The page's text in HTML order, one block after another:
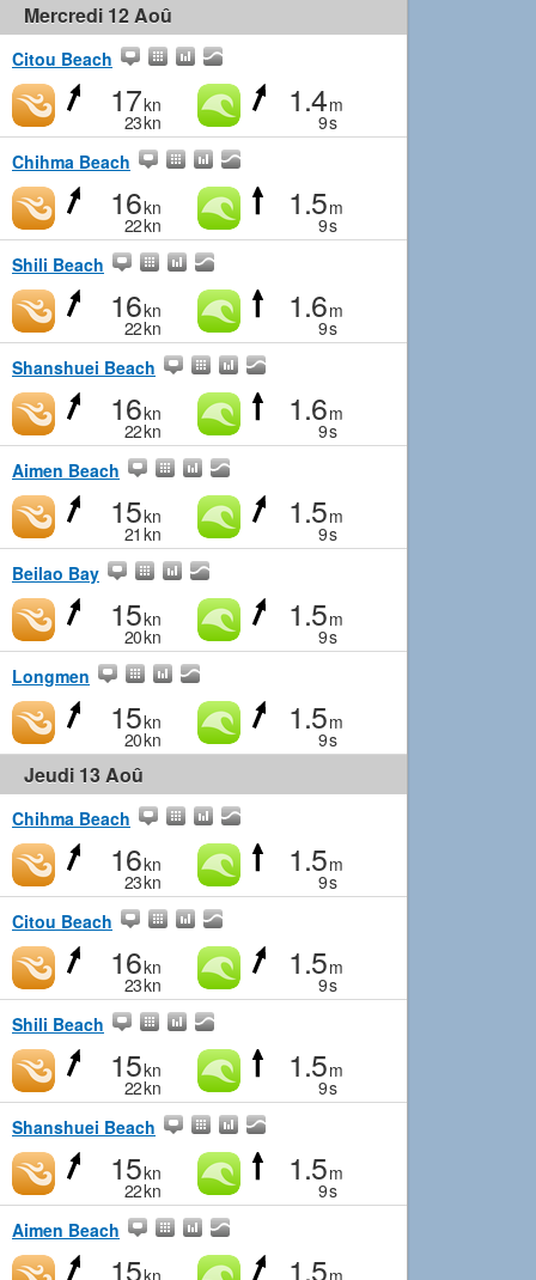
Mercredi 12 Aoû
Citou Beach
17kn
23kn
1.4m
9s
Chihma Beach
16kn
22kn
1.5m
9s
Shili Beach
16kn
22kn
1.6m
9s
Shanshuei Beach
16kn
22kn
1.6m
9s
Aimen Beach
15kn
21 kn
1.5m
9s
Beilao Bay
15kn
20kn
1.5m
9s
Longmen
15kn
20kn
1.5m
9s
Jeudi 13 Aoû
Chihma Beach
16kn
23kn
1.5m
9s
Citou Beach
16kn
23kn
1.5m
9s
Shili Beach
15kn
22kn
1.5m
9s
Shanshuei Beach
15kn
22kn
1.5m
9s
Aimen Beach
15kn 1.5m